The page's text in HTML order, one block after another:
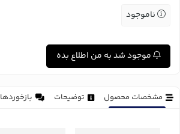
ناموجود
موجود شد به من اطلاع بده
مشخصات محصول توضیحات بازخوردها